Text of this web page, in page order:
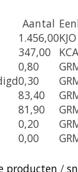
Aantal
1.456,00KJO
347,00
0,80
0,30
83,40
81,90
0,20
0,00
producten /